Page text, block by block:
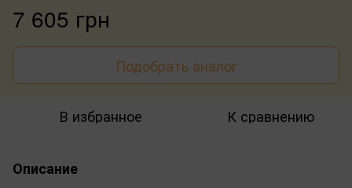
7 605 грн
Подобрать аналог
В избранное К сравнению
Описание